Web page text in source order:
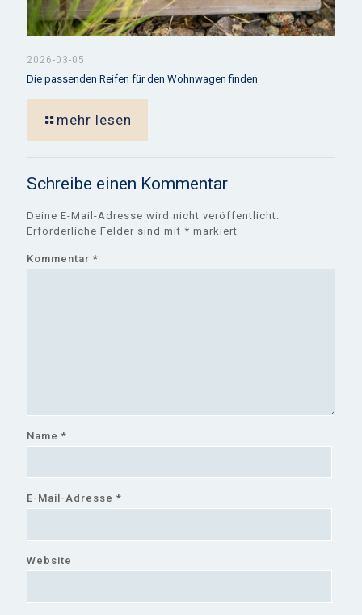
2026-03-05
Die passenden Reifen für den Wohnwagen finden
mehr lesen
Schreibe einen Kommentar
Deine E-Mail-Adresse wird nicht veröffentlicht.
Erforderliche Felder sind mit * markiert
Kommentar *
Name *
E-Mail-Adresse *
Website